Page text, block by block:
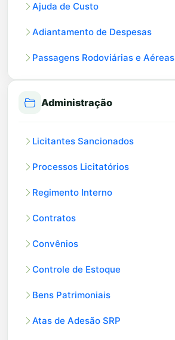
Ajuda de Custo
Adiantamento de Despesas
Passagens Rodoviárias e Aéreas
Administração
Licitantes Sancionados
Processos Licitatórios
Regimento Interno
Contratos
Convênios
Controle de Estoque
Bens Patrimoniais
Atas de Adesão SRP